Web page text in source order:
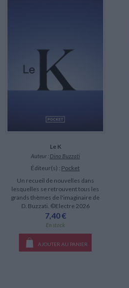
Le K
Auteur : Dino Buzzati
Éditeur(s) : Pocket
Un recueil de nouvelles dans
lesquelles se retrouvent tous les
grands thèmes de l'imaginaire de
D. Buzzati. ©Electre 2026
7,40 €
En stock
AJOUTER AU PANIER